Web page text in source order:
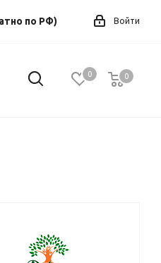
Войти
по РФ)
0 0
0